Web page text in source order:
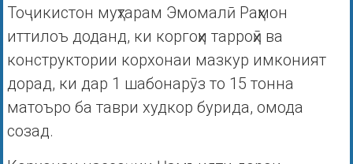
Тоҷикистон муҳтарам Эмомалӣ Раҳмон
иттилоъ доданд, ки коргоҳи тарроҳӣ ва
конструктории корхонаи мазкур имконият
дорад, ки дар 1 шабонарӯз то 15 тонна
матоъро ба таври худкор бурида, омода
созад.